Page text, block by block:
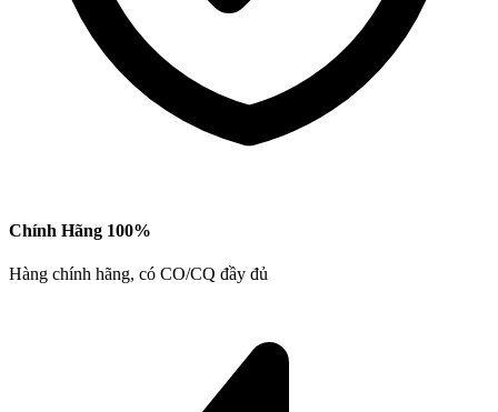
Chính Hãng 100%
Hàng chính hãng, có CO/CQ đầy đủ